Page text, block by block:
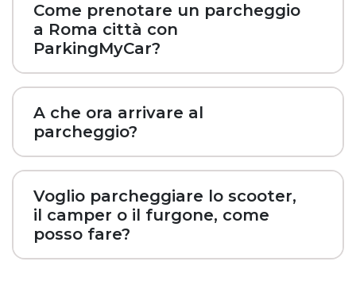
Come prenotare un parcheggio
a Roma città con
ParkingMyCar?
A che ora arrivare al
parcheggio?
Voglio parcheggiare lo scooter,
il camper o il furgone, come
posso fare?